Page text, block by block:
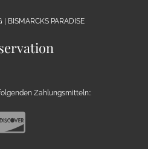
| BISMARCKS PARADISE
Zahlungsmitteln::